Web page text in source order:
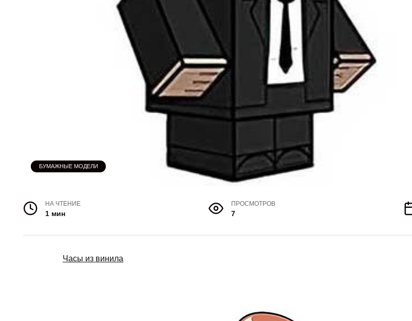
БУМАЖНЫЕ МОДЕЛИ
НА ЧТЕНИЕ
1 мин
ПРОСМОТРОВ
7
Часы из винила